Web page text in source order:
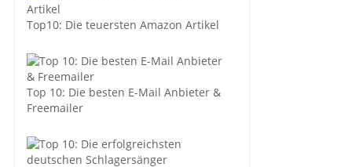
Top10: Die teuersten Amazon Artikel
Top 10: Die besten E-Mail Anbieter &
Freemailer